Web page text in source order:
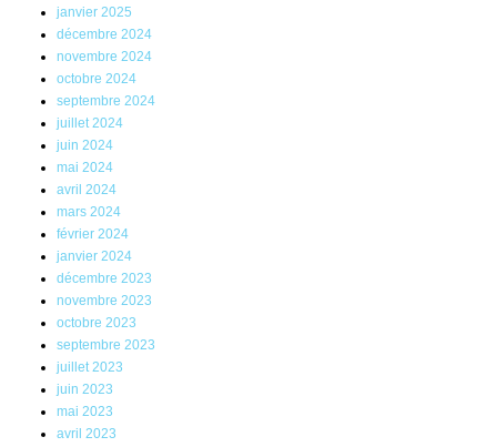
janvier 2025
décembre 2024
novembre 2024
octobre 2024
septembre 2024
juillet 2024
juin 2024
mai 2024
avril 2024
mars 2024
février 2024
janvier 2024
décembre 2023
novembre 2023
octobre 2023
septembre 2023
juillet 2023
juin 2023
mai 2023
avril 2023